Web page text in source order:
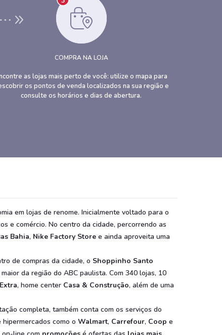
COMPRA NA LOJA
as lojas mais perto de você: utilize o mapa para
os pontos de venda localizados na sua região e
consulte os horários e dias de abertura.
em lojas de renome. Inicialmente voltado para o
e comércio. No centro da cidade, percorrendo as
Bahia, Nike Factory Store e ainda aproveita uma
de compras da cidade, o Shoppinho Santo
da região do ABC paulista. Com 340 lojas, 10
, home center Casa & Construção, além de uma
completa, também conta com os serviços do
como o Walmart, Carrefour, Coop e